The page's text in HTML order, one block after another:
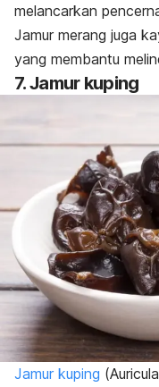
melancarkan
Jamur merang juga
yang membantu
7. Jamur kuping
Jamur kuping (